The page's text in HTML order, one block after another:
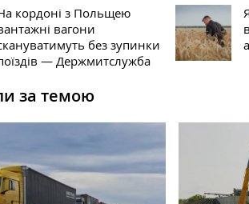
кордоні з Польщею
вагони
без зупинки
— Держмитслужба
за темою